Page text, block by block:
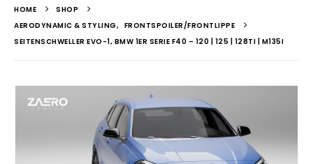
HOME
SHOP
AERODYNAMIC & STYLING, FRONTSPOILER/FRONTLIPPE
SEITENSCHWELLER EVO-1, BMW 1ER SERIE F40 – 120 | 125 | 128TI | M135I